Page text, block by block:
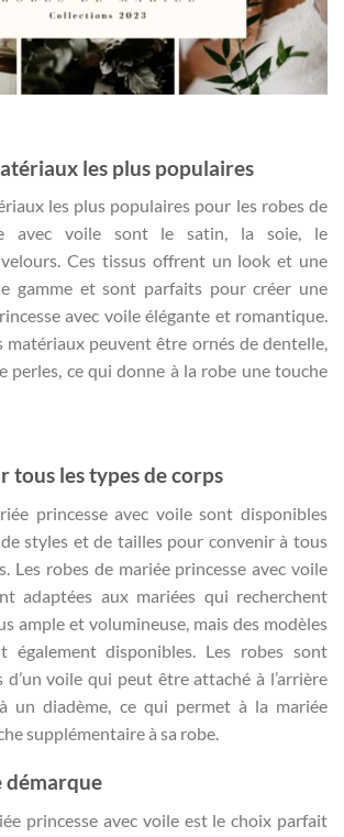
les plus populaires
les plus populaires pour les robes de
avec voile sont le satin, la soie, le
Ces tissus offrent un look et une
gamme et sont parfaits pour créer une
avec voile élégante et romantique.
matériaux peuvent être ornés de dentelle,
perles, ce qui donne à la robe une touche
tous les types de corps
princesse avec voile sont disponibles
styles et de tailles pour convenir à tous
Les robes de mariée princesse avec voile
adaptées aux mariées qui recherchent
ample et volumineuse, mais des modèles
également disponibles. Les robes sont
d’un voile qui peut être attaché à l’arrière
un diadème, ce qui permet à la mariée
supplémentaire à sa robe.
démarque
princesse avec voile est le choix parfait